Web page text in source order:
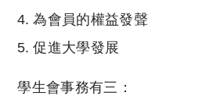
為會員的權益發聲
促進大學發展
學生會事務有三：